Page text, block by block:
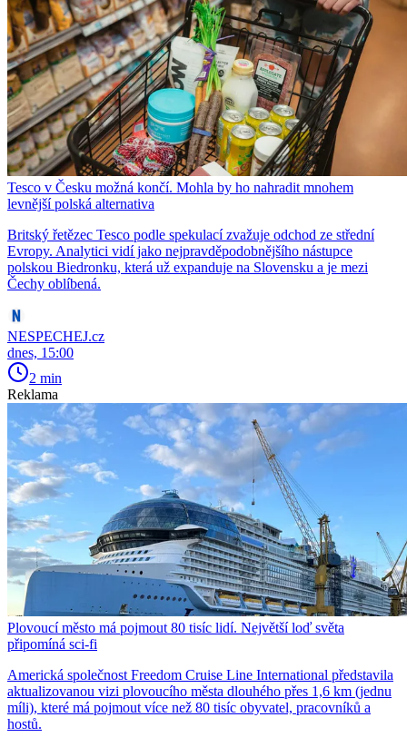
Tesco v Česku možná končí. Mohla by ho nahradit mnohem
levnější polská alternativa
Britský řetězec Tesco podle spekulací zvažuje odchod ze střední
Evropy. Analytici vidí jako nejpravděpodobnějšího nástupce
polskou Biedronku, která už expanduje na Slovensku a je mezi
Čechy oblíbená.
NESPECHEJ.cz
dnes, 15:00
2 min
Reklama
Plovoucí město má pojmout 80 tisíc lidí. Největší loď světa
připomíná sci-fi
Americká společnost Freedom Cruise Line International představila
aktualizovanou vizi plovoucího města dlouhého přes 1,6 km (jednu
míli), které má pojmout více než 80 tisíc obyvatel, pracovníků a
hostů.